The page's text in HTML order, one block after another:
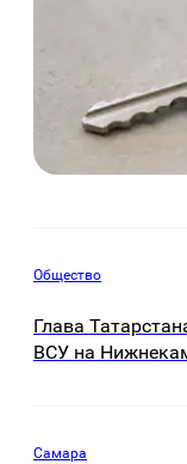
Общество
Глава
ВСУ на
Самара